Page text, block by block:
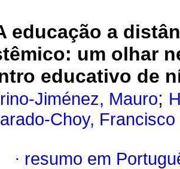
educação a
um olhar
educativo de
Jiménez, Mauro;
Choy, Francisco
· resumo em